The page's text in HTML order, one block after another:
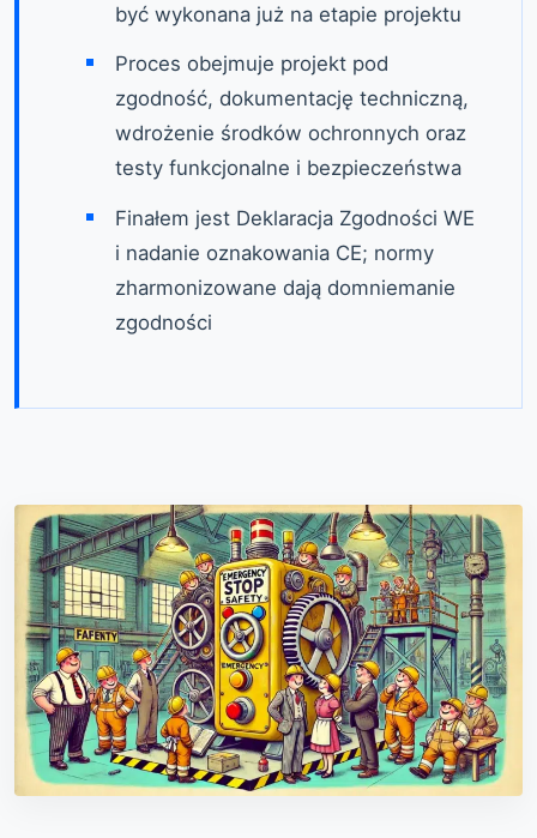
być wykonana już na etapie projektu
Proces obejmuje projekt pod
zgodność, dokumentację techniczną,
wdrożenie środków ochronnych oraz
testy funkcjonalne i bezpieczeństwa
Finałem jest Deklaracja Zgodności WE
i nadanie oznakowania CE; normy
zharmonizowane dają domniemanie
zgodności